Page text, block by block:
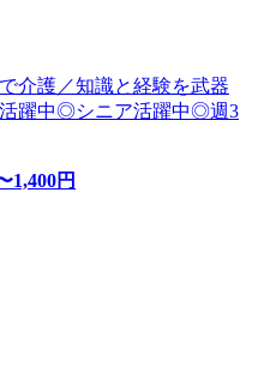
介護／知識と経験を武器
躍中◎シニア活躍中◎週3
1,400円